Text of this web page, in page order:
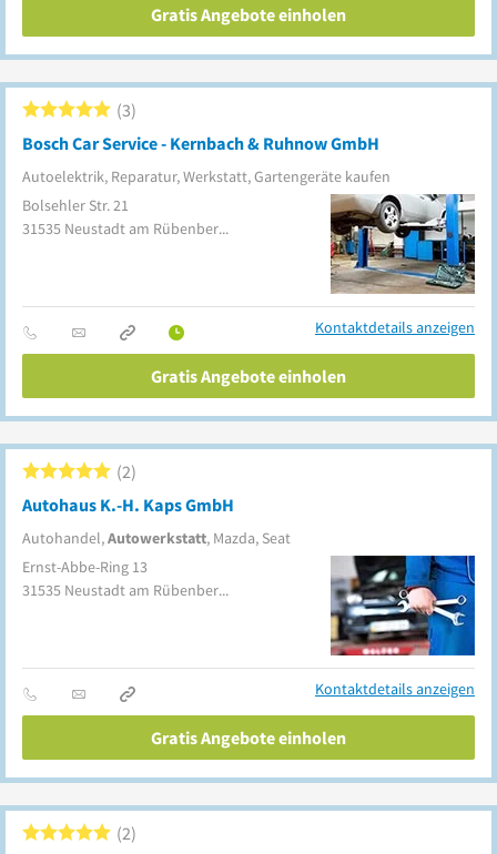
Gratis Angebote einholen
Bosch Car Service - Kernbach & Ruhnow GmbH
Autoelektrik, Reparatur, Werkstatt, Gartengeräte kaufen
3
Bolsehler Str. 21
31535 Neustadt am Rübenberge
Kontaktdetails anzeigen
Gratis Angebote einholen
Autohaus K.-H. Kaps GmbH
Autohandel,Autowerkstatt, Mazda, Seat
2
Ernst-Abbe-Ring 13
31535 Neustadt am Rübenberge
Kontaktdetails anzeigen
Gratis Angebote einholen
2